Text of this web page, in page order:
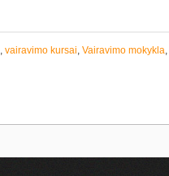
, vairavimo kursai, Vairavimo mokykla,